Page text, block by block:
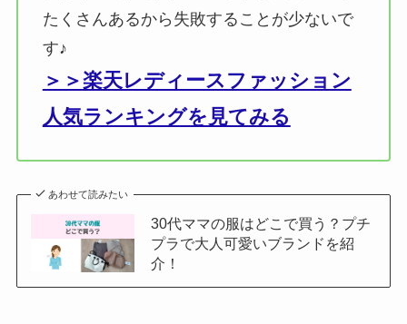
たくさんあるから失敗することが少ないで
す♪
＞＞楽天レディースファッション
人気ランキングを見てみる
あわせて読みたい
30代ママの服はどこで買う？プチ
プラで大人可愛いブランドを紹
介！